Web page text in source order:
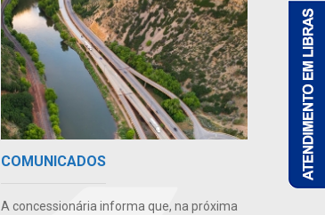
COMUNICADOS
A concessionária informa que, na próxima